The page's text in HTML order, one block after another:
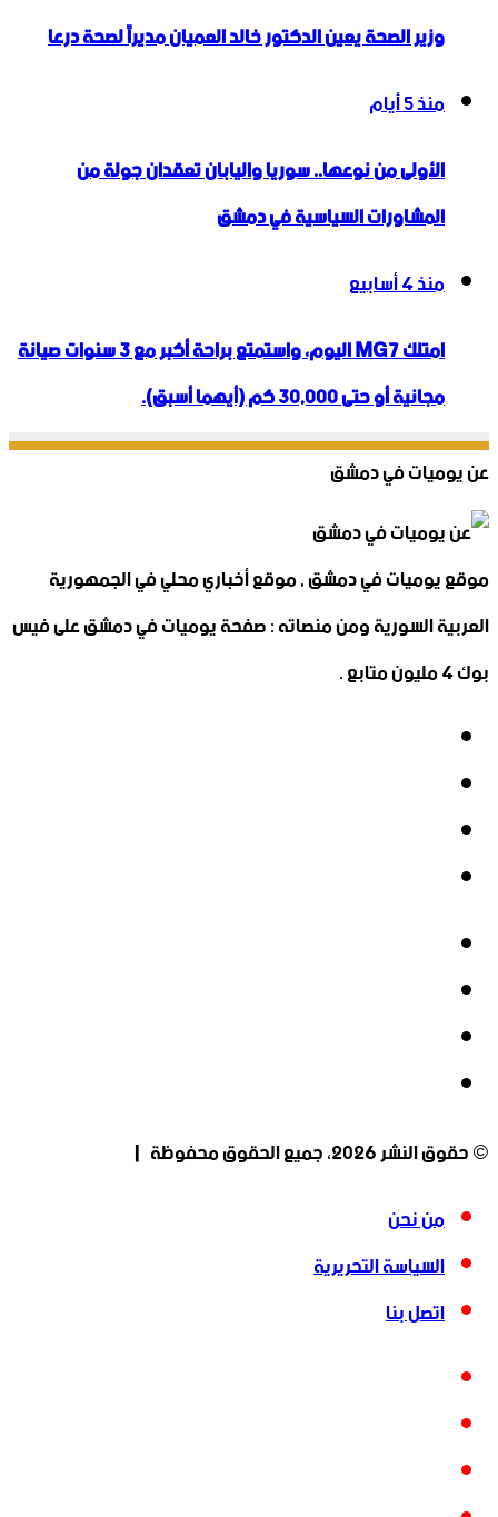
وزير الصحة يعين الدكتور خالد العميان مديراً لصحة درعا
منذ 5 أيام
الأولى من نوعها.. سوريا واليابان تعقدان جولة من
المشاورات السياسية في دمشق
منذ 4 أسابيع
امتلك MG7 اليوم، واستمتع براحة أكبر مع 3 سنوات صيانة
مجانية أو حتى 30,000 كم (أيهما أسبق).
عن يوميات في دمشق
موقع يوميات في دمشق , موقع أخباري محلي في الجمهورية
العربية السورية ومن منصاته : صفحة يوميات في دمشق على فيس
بوك 4 مليون متابع .
© حقوق النشر 2026، جميع الحقوق محفوظة |
من نحن
السياسة التحريرية
اتصل بنا